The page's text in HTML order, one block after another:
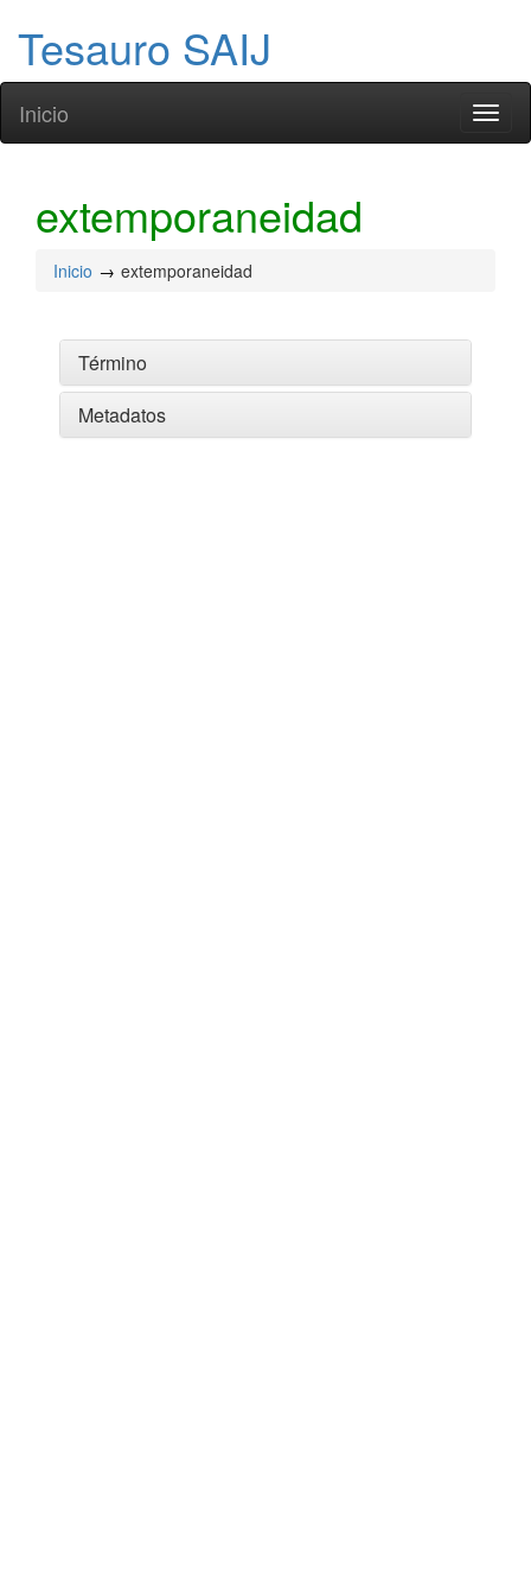
Tesauro SAIJ
Inicio
extemporaneidad
Inicio extemporaneidad
Término
Metadatos